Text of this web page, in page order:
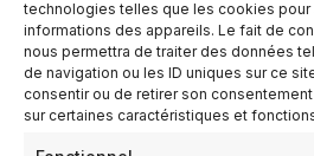
technologies telles que les cookies
informations des appareils. Le fait de
nous permettra de traiter des données
de navigation ou les ID uniques sur ce
consentir ou de retirer son
sur certaines caractéristiques et
TYPE D’ÉVÈNEMENT
Organisé par le Club de
Activité gratuite,Réservé
organisateur